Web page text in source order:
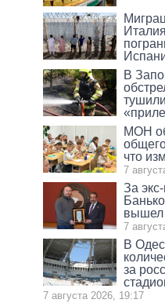
В
МОН
что
7
За
7
В
за
7 августа 2026, 19:17